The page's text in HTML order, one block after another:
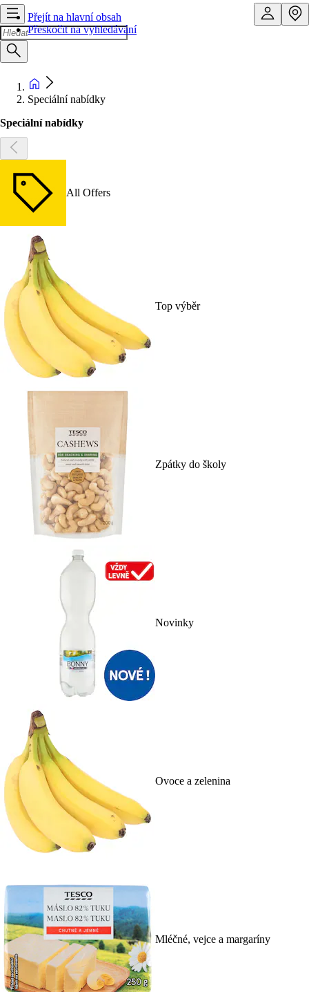
Přejít na hlavní obsah
Přeskočit na vyhledávání
Speciální nabídky
Speciální nabídky
All Offers
Top výběr
Zpátky do školy
Novinky
Ovoce a zelenina
Mléčné, vejce a margaríny